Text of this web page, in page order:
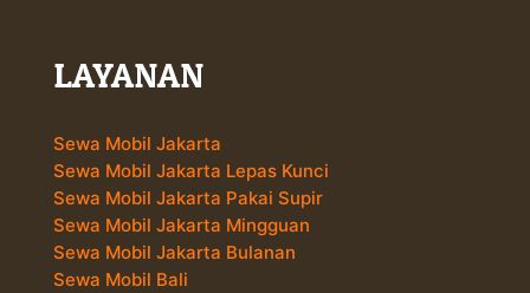
LAYANAN
Sewa Mobil Jakarta
Sewa Mobil Jakarta Lepas Kunci
Sewa Mobil Jakarta Pakai Supir
Sewa Mobil Jakarta Mingguan
Sewa Mobil Jakarta Bulanan
Sewa Mobil Bali